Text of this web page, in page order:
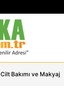
Cilt Bakımı ve Makyaj